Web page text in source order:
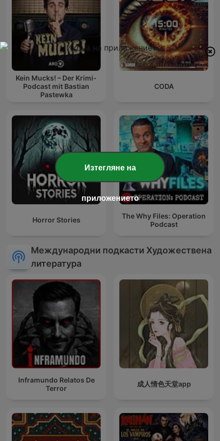
Kein Mucks! – Der Krimi-
Podcast mit Bastian
Pastewka
CODA
Horror Stories
The Why Files: Operation
Podcast
Международни подкасти Художествена
литература
Inframundo Relatos De
Terror
成人情色天堂app
Изтегляне на
приложението